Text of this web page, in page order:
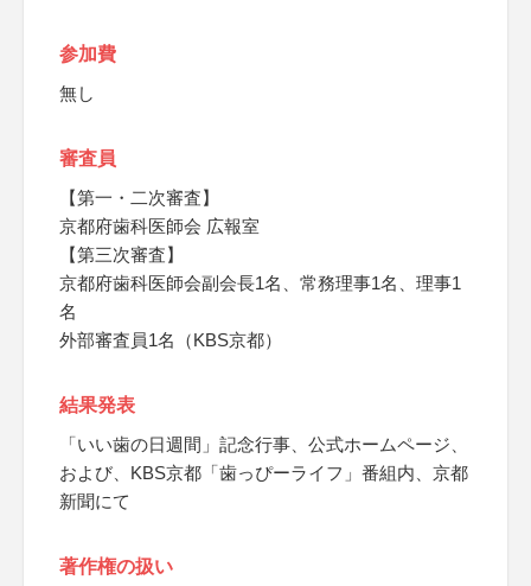
参加費
無し
審査員
【第一・二次審査】
京都府歯科医師会 広報室
【第三次審査】
京都府歯科医師会副会長1名、常務理事1名、理事1
名
外部審査員1名（KBS京都）
結果発表
「いい歯の日週間」記念行事、公式ホームページ、
および、KBS京都「歯っぴーライフ」番組内、京都
新聞にて
著作権の扱い